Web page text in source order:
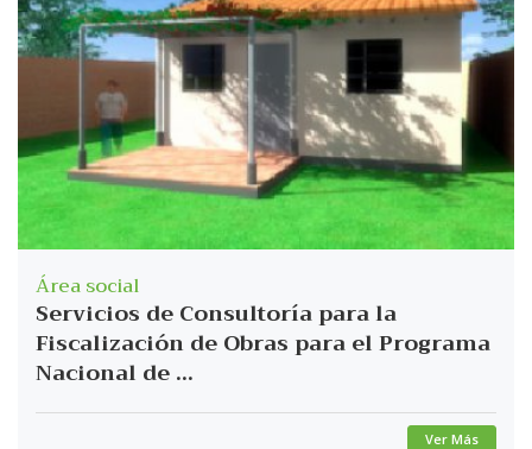
Área social
Servicios de Consultoría para la
Fiscalización de Obras para el Programa
Nacional de ...
Ver Más